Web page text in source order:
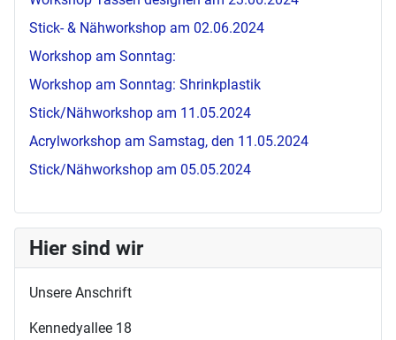
Stick- & Nähworkshop am 02.06.2024
Workshop am Sonntag:
Workshop am Sonntag: Shrinkplastik
Stick/Nähworkshop am 11.05.2024
Acrylworkshop am Samstag, den 11.05.2024
Stick/Nähworkshop am 05.05.2024
Hier sind wir
Unsere Anschrift
Kennedyallee 18